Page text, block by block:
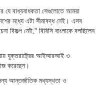
যে বাধ্যবাধকতা সেগুলোতে আমরা
মধ্যে এটা সীমাবদ্ধ নেই। এসব
বিকল্প নেই,” বিবিসি বাংলাকে বলছিলেন
যুক্তরাষ্ট্রের আইআরআই ও
করেছেন।
আন্তর্জাতিক মধ্যস্থতা ও